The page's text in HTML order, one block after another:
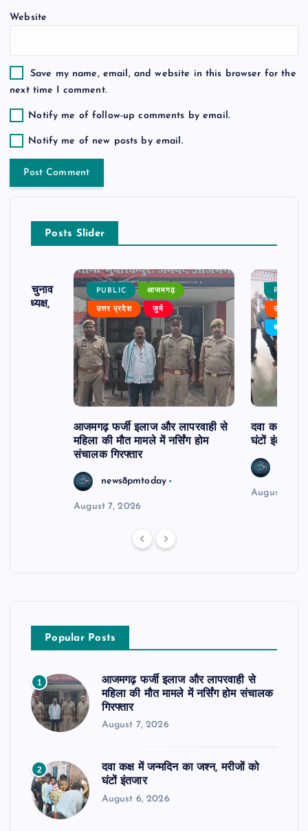
Website
Save my name, email, and website in this browser for the
next time I comment.
Notify me of follow-up comments by email.
Notify me of new posts by email.
Posts Slider
का चुनाव
बने अध्यक्ष,
PUBLIC आजमगढ़
उत्तर प्रदेश जुर्म
आजमगढ़ फर्जी इलाज और लापरवाही से
महिला की मौत मामले में नर्सिंग होम
संचालक गिरफ्तार
news8pmtoday
August 7, 2026
PUBLIC
उत्तर
बड़ी खबर
दवा कक्ष में
घंटों इंतजार
August 6,
Popular Posts
1
आजमगढ़ फर्जी इलाज और लापरवाही से
महिला की मौत मामले में नर्सिंग होम संचालक
गिरफ्तार
August 7, 2026
2
दवा कक्ष में जन्मदिन का जश्न, मरीजों को
घंटों इंतजार
August 6, 2026